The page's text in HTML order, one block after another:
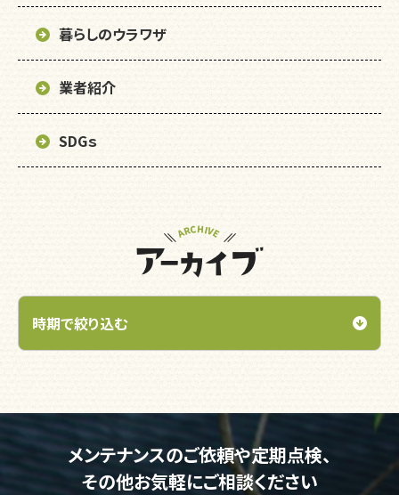
暮らしのウラワザ
業者紹介
SDGｓ
メンテナンスのご依頼や定期点検、
その他お気軽にご相談ください